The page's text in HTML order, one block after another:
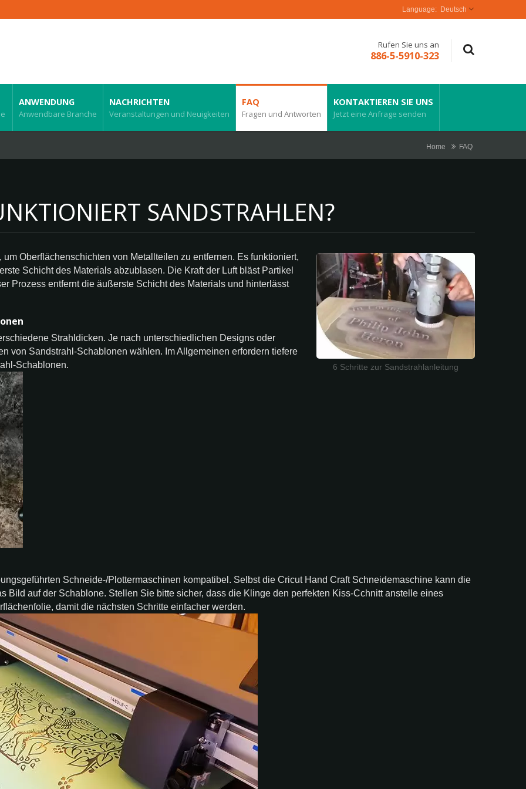
Deutsch
Rufen Sie uns an
886-5-5910-323
ANWENDUNG
Anwendbare Branche
NACHRICHTEN
Veranstaltungen und Neuigkeiten
FAQ
Fragen und Antworten
KONTAKTIEREN SIE UNS
Jetzt eine Anfrage senden
Home FAQ
SANDSTRAHLEN?
6 Schritte zur Sandstrahlanleitung
Oberflächenschichten von Metallteilen zu entfernen. Es funktioniert,
Schicht des Materials abzublasen. Die Kraft der Luft bläst Partikel
Prozess entfernt die äußerste Schicht des Materials und hinterlässt
Strahldicken. Je nach unterschiedlichen Designs oder
von Sandstrahl-Schablonen wählen. Im Allgemeinen erfordern tiefere
Schablonen.
Schneide-/Plottermaschinen kompatibel. Selbst die Cricut Hand Craft Schneidemaschine kann die
Bild auf der Schablone. Stellen Sie bitte sicher, dass die Klinge den perfekten Kiss-Cchnitt anstelle eines
damit die nächsten Schritte einfacher werden.